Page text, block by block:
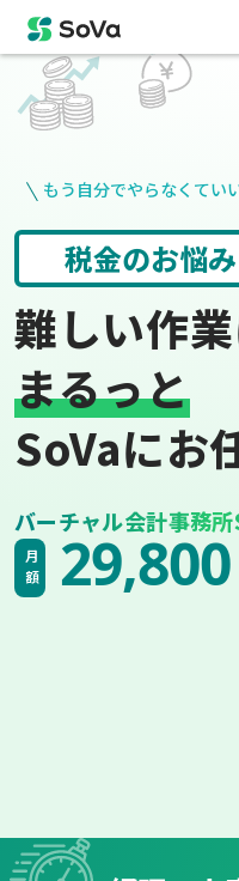
もう自分でやらなくてい
請求書や領収書
難しい作
まるっと
SoVaにお
バーチャル会計事務所
月額 29,800